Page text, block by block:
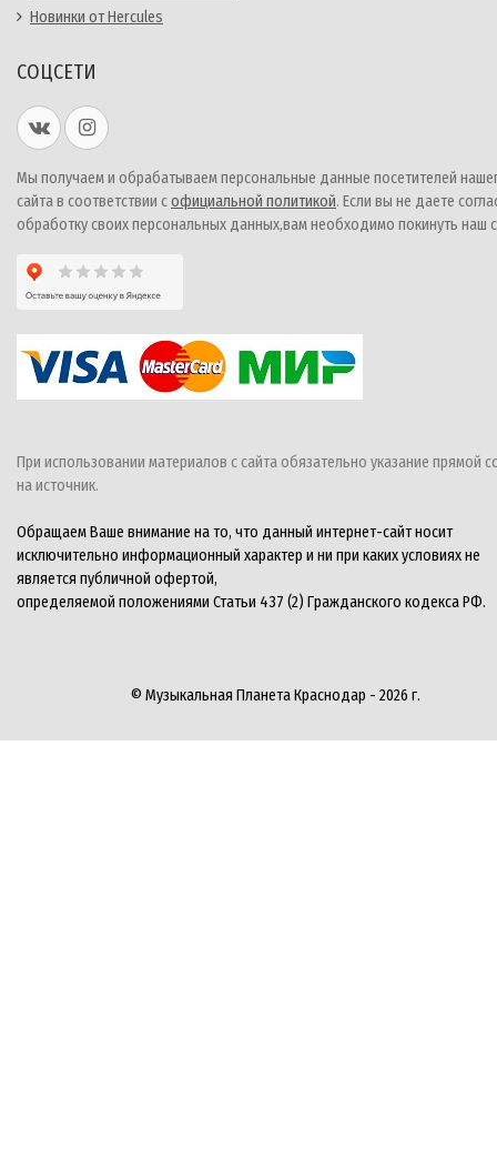
Новинки от Hercules
СОЦСЕТИ
Мы получаем и обрабатываем персональные данные посетителей
сайта в соответствии софициальной политикой. Если вы не даете
обработку своих персональных данных,вам необходимо покинуть наш
При использовании материалов с сайта обязательно указание прямой
на источник.
Обращаем Ваше внимание на то, что данный интернет-сайт носит
исключительно информационный характер и ни при каких условиях не
является публичной офертой,
определяемой положениями Статьи 437 (2) Гражданского кодекса РФ.
© Музыкальная Планета Краснодар - 2026 г.